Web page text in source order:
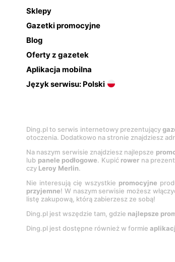
Sklepy
Gazetki promocyjne
Blog
Oferty z gazetek
Aplikacja mobilna
Język serwisu: Polski
Ding.pl to serwis internetowy prezentujący
otoczenia. Dodatkowo na stronie znajdziesz
Na naszym serwisie znajdziesz najlepsze
lub panele podłogowe. Kupić rower na
czy Leroy Merlin.
Nie interesują cię wszystkie promocyjne
przyjemne! W naszym serwisie możesz
listę zakupową, którą zabierzesz ze sobą!
Ding.pl jest wszędzie tam, gdzie najlepsze
Ding.pl jest dostępne również w formie